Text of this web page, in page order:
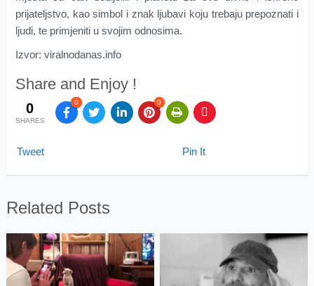
prijateljstvo, kao simbol i znak ljubavi koju trebaju prepoznati i
ljudi, te primjeniti u svojim odnosima.
Izvor: viralnodanas.info
Share and Enjoy !
0
SHARES
0 0
Tweet Pin It
Related Posts